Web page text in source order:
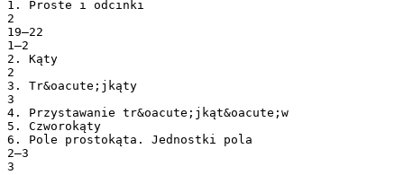
1. Proste i odcinki
2
19–22
1–2
2. Kąty
2
3. Tr&oacute;jkąty
3
4. Przystawanie tr&oacute;jkąt&oacute;w
5. Czworokąty
6. Pole prostokąta. Jednostki pola
2–3
3